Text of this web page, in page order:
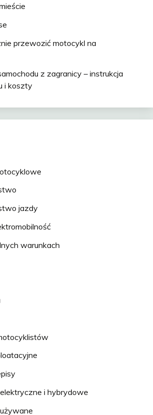
przewozić motocykl na
z zagranicy – instrukcja
i koszty
jazdy
warunkach
i hybrydowe